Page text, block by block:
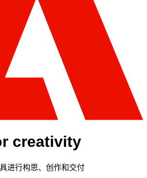
creativity
进行构思、创作和交付